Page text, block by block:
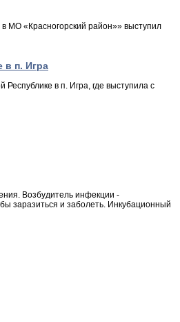
МО «Красногорский район»» выступил
в п. Игра
в п. Игра, где выступила с
Возбудитель инфекции -
заразиться и заболеть. Инкубационный